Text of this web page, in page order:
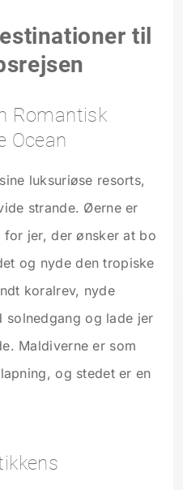
til
Romantisk
Ocean
luksuriøse resorts,
strande. Øerne er
jer, der ønsker at bo
og nyde den tropiske
koralrev, nyde
solnedgang og lade jer
Maldiverne er som
og stedet er en